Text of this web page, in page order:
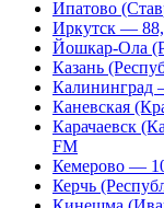
Ипатово
Иркутск —
Йошкар-Ола
Казань
Калининград
Каневская
Карачаевск
FM
Кемерово —
Керчь